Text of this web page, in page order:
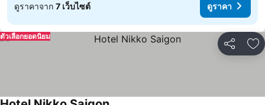
ดูราคาจาก 7 เว็บไซต์ ดูราคา
แชร์ เ
ตัวเลือกยอดนิยม